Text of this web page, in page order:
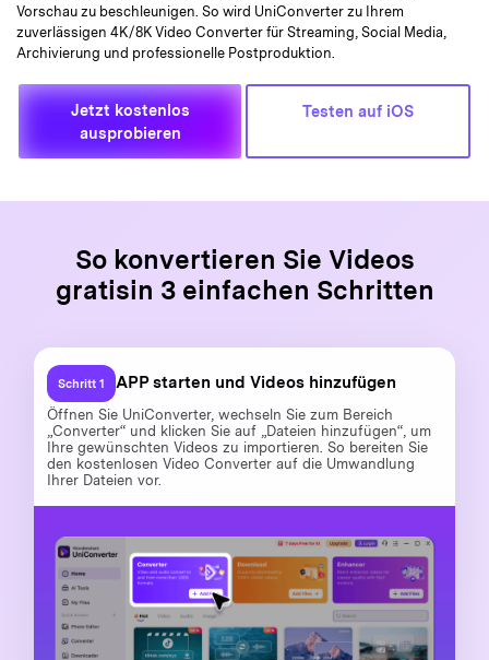
Vorschau zu beschleunigen. So wird UniConverter zu Ihrem
zuverlässigen 4K/8K Video Converter für Streaming, Social Media,
Archivierung und professionelle Postproduktion.
Jetzt kostenlos
ausprobieren
Testen auf iOS
So konvertieren Sie Videos
gratisin 3 einfachen Schritten
Schritt 1 APP starten und Videos hinzufügen
Öffnen Sie UniConverter, wechseln Sie zum Bereich
„Converter“ und klicken Sie auf „Dateien hinzufügen“, um
Ihre gewünschten Videos zu importieren. So bereiten Sie
den kostenlosen Video Converter auf die Umwandlung
Ihrer Dateien vor.